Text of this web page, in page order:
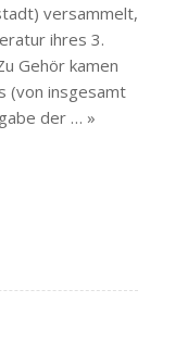
ver­sam­melt,
ihres 3.
Gehör kamen
(von ins­ge­samt
der … »